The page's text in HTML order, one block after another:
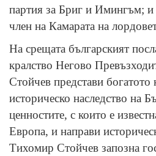
партия за Бриг и Имингъм;
член на Камарата на
На срещата българският
кралство Негово
Стойчев представи богатото
историческо наследство на
ценностите, с които е
Европа, и направи
Тихомир Стойчев запозна